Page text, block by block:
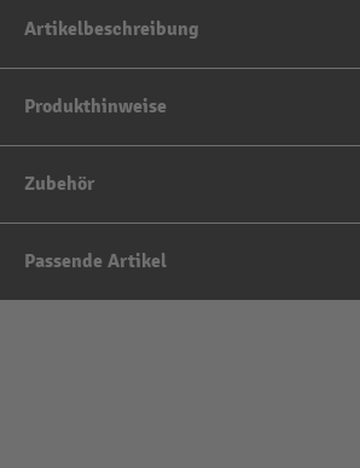
Artikelbeschreibung
Produkthinweise
Zubehör
Passende Artikel